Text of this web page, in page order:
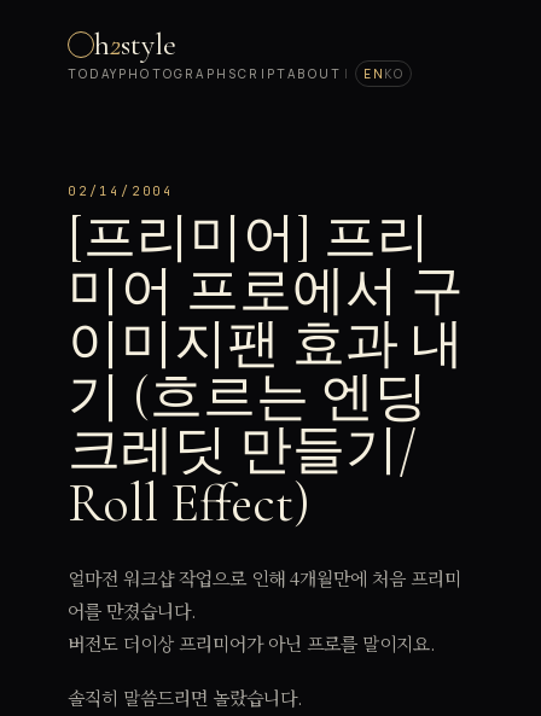
h2style
TODAY PHOTOGRAPH SCRIPTABOUT | EN KO
02/14/2004
[프리미어] 프리
미어 프로에서 구
이미지팬 효과 내
기 (흐르는 엔딩
크레딧 만들기/
Roll Effect)
얼마전 워크샵 작업으로 인해 4개월만에 처음 프리미
어를 만졌습니다.
버전도 더이상 프리미어가 아닌 프로를 말이지요.
솔직히 말씀드리면 놀랐습니다.